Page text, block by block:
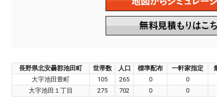
長野県北安曇郡池田町 世帯数 人口 標準配布 一軒家指定
大字池田豊町
105 265 0 0
大字池田１丁目
275 702 0 0